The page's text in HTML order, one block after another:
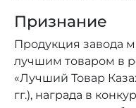
Признание
Продукция завода
лучшим товаром в
«Лучший Товар
гг.), награда в